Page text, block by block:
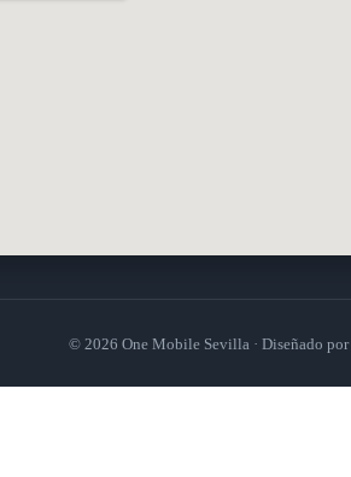
© 2026 One Mobile Sevilla · Diseñado por